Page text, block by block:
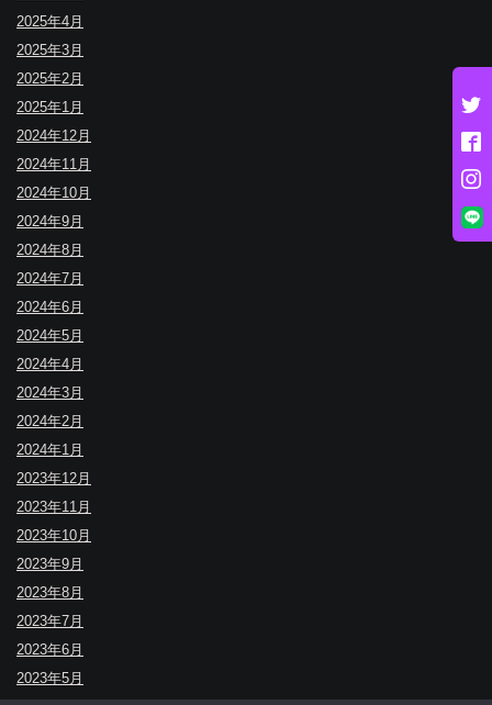
2025年4月
2025年3月
2025年2月
2025年1月
2024年12月
2024年11月
2024年10月
2024年9月
2024年8月
2024年7月
2024年6月
2024年5月
2024年4月
2024年3月
2024年2月
2024年1月
2023年12月
2023年11月
2023年10月
2023年9月
2023年8月
2023年7月
2023年6月
2023年5月